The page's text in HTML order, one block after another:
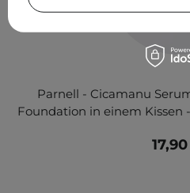
Parnell - Cicamanu
Foundation in einem Kissen